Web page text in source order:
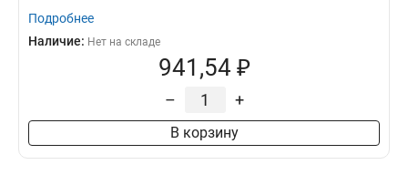
Подробнее
Наличие: Нет на складе
941,54 ₽
– +
В корзину